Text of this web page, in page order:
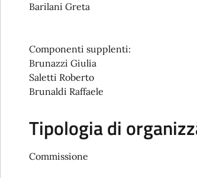
Barilani Greta
Componenti supplenti:
Brunazzi Giulia
Saletti Roberto
Brunaldi Raffaele
Tipologia di
Commissione